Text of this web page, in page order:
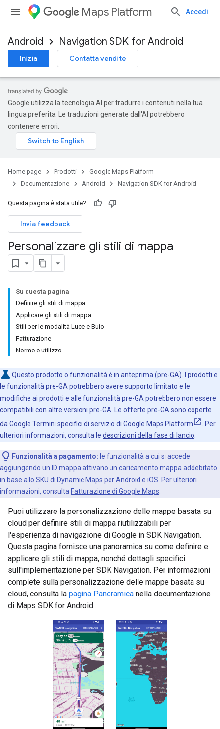
Maps Platform Accedi
Android Navigation SDK for Android
Inizia Contatta vendite
Google utilizza la tecnologia AI per tradurre i contenuti nella tua
lingua preferita. Le traduzioni generate dall'AI potrebbero
contenere errori.
Home page Prodotti
Google Maps Platform
Documentazione
Android Navigation SDK for Android
Questa pagina è stata utile?
Invia feedback
Personalizzare gli stili di mappa
Su questa pagina
Definire gli stili di mappa
Applicare gli stili di mappa
Stili per le modalità Luce e Buio
Fatturazione
Norme e utilizzo
Questo prodotto o funzionalità è in anteprima (pre-GA). I prodotti e
le funzionalità pre-GA potrebbero avere supporto limitato e le
modifiche ai prodotti e alle funzionalità pre-GA potrebbero non essere
compatibili con altre versioni pre-GA. Le offerte pre-GA sono coperte
da Google Termini specifici di servizio di Google Maps Platform
. Per
ulteriori informazioni, consulta le descrizioni della fase di lancio
Funzionalità a pagamento: le funzionalità a cui si accede
aggiungendo un ID mappa attivano un caricamento mappa addebitato
in base allo SKU di Dynamic Maps per Android e iOS. Per ulteriori
informazioni, consulta Fatturazione di Google Maps
Puoi utilizzare la personalizzazione delle mappe basata su
cloud per definire stili di mappa riutilizzabili per
l'esperienza di navigazione di Google in SDK Navigation.
Questa pagina fornisce una panoramica su come definire e
applicare gli stili di mappa, nonché dettagli specifici
sull'implementazione per SDK Navigation. Per informazioni
complete sulla personalizzazione delle mappe basata su
cloud, consulta la pagina Panoramica nella documentazione
di Maps SDK for Android .